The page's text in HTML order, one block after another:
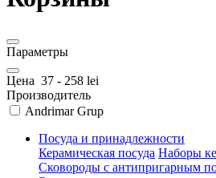
Параметры
Цена 37 - 258 lei
Производитель
Andrimar Grup
Посуда и принадлежности
Керамическая посуда Наборы
Сковороды с антипригарным